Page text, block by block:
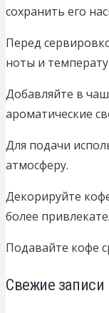
сохранить его
Перед
ноты и
Добавляйте в
ароматические
Для подачи
атмосферу.
Декорируйте
более
Подавайте кофе
Свежие записи